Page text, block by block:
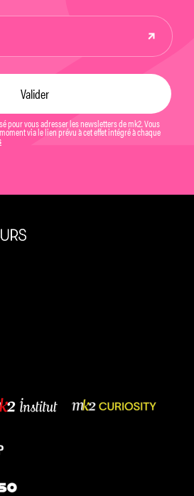
pour vous adresser les newsletters de mk2. Vous
via le lien prévu à cet effet intégré à chaque